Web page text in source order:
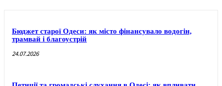
Бюджет старої Одеси: як місто фінансувало водогін,
трамвай і благоустрій
24.07.2026